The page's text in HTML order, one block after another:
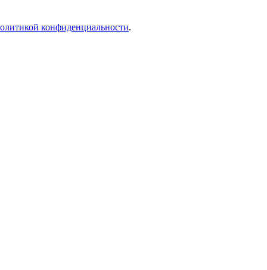
конфиденциальности.